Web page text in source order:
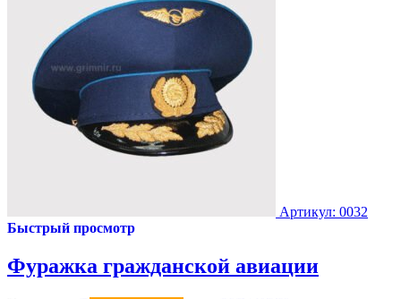
Артикул: 0032
Быстрый просмотр
Фуражка гражданской авиации